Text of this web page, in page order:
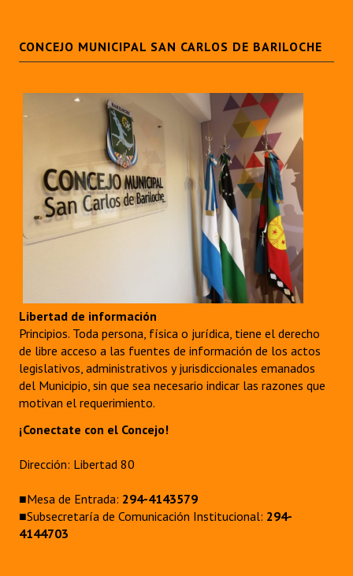
CONCEJO MUNICIPAL SAN CARLOS DE BARILOCHE
Libertad de información
Principios. Toda persona, física o jurídica, tiene el derecho
de libre acceso a las fuentes de información de los actos
legislativos, administrativos y jurisdiccionales emanados
del Municipio, sin que sea necesario indicar las razones que
motivan el requerimiento.
¡Conectate con el Concejo!
Dirección: Libertad 80
■Mesa de Entrada: 294-4143579
■Subsecretaría de Comunicación Institucional: 294-
4144703